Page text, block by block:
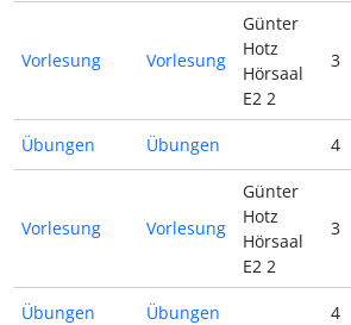
Vorlesung Vorlesung
Günter
Hotz
Hörsaal
E2 2
3
Übungen Übungen 4
Vorlesung Vorlesung
Günter
Hotz
Hörsaal
E2 2
3
Übungen Übungen 4